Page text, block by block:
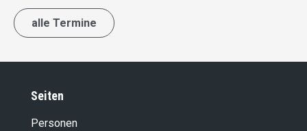
alle Termine
Seiten
Personen